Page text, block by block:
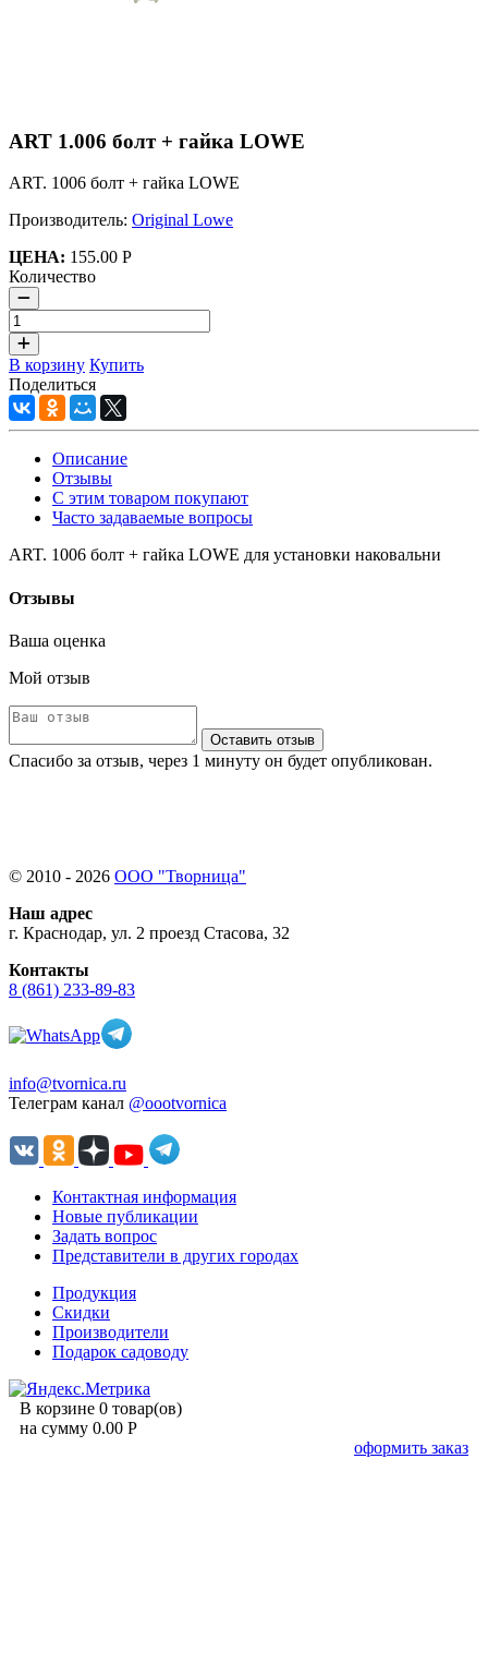
ART 1.006 болт + гайка LOWE
ART. 1006 болт + гайка LOWE
Производитель: Original Lowe
ЦЕНА: 155.00 Р
Количество
В корзину Купить
Поделиться
Описание
Отзывы
С этим товаром покупают
Часто задаваемые вопросы
ART. 1006 болт + гайка LOWE для установки наковальни
Отзывы
Ваша оценка
Мой отзыв
Оставить отзыв
Спасибо за отзыв, через 1 минуту он будет опубликован.
© 2010 - 2026 ООО "Творница"
Наш адрес
г. Краснодар, ул. 2 проезд Стасова, 32
Контакты
8 (861) 233-89-83
info@tvornica.ru
Телеграм канал @oootvornica
Контактная информация
Новые публикации
Задать вопрос
Представители в других городах
Продукция
Скидки
Производители
Подарок садоводу
В корзине 0 товар(ов)
на сумму 0.00 Р
оформить заказ